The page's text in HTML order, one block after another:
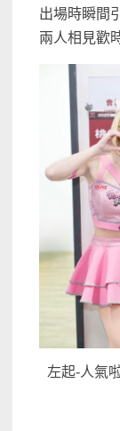
出場時瞬間
兩人相見歡
左起-人氣